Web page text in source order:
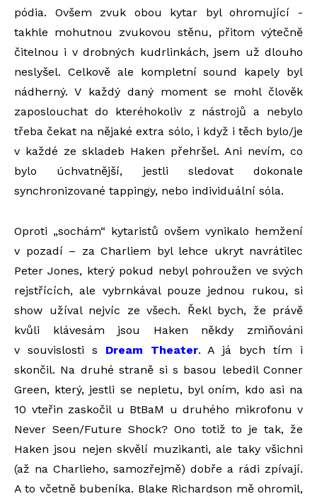
pódia. Ovšem zvuk obou kytar byl ohromující -
takhle mohutnou zvukovou stěnu, přitom výtečně
čitelnou i v drobných kudrlinkách, jsem už dlouho
neslyšel. Celkově ale kompletní sound kapely byl
nádherný. V každý daný moment se mohl člověk
zaposlouchat do kteréhokoliv z nástrojů a nebylo
třeba čekat na nějaké extra sólo, i když i těch bylo/je
v každé ze skladeb Haken přehršel. Ani nevím, co
bylo úchvatnější, jestli sledovat dokonale
synchronizované tappingy, nebo individuální sóla.
Oproti „sochám“ kytaristů ovšem vynikalo hemžení
v pozadí – za Charliem byl lehce ukryt navrátilec
Peter Jones, který pokud nebyl pohroužen ve svých
rejstřících, ale vybrnkával pouze jednou rukou, si
show užíval nejvíc ze všech. Řekl bych, že právě
kvůli klávesám jsou Haken někdy zmiňováni
v souvislosti s Dream Theater. A já bych tím i
skončil. Na druhé straně si s basou lebedil Conner
Green, který, jestli se nepletu, byl oním, kdo asi na
10 vteřin zaskočil u BtBaM u druhého mikrofonu v
Never Seen/Future Shock? Ono totiž to je tak, že
Haken jsou nejen skvělí muzikanti, ale taky všichni
(až na Charlieho, samozřejmě) dobře a rádi zpívají.
A to včetně bubeníka. Blake Richardson mě ohromil,